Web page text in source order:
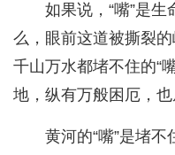
如果说，“嘴”是
么，眼前这道被撕裂
千山万水都堵不住的“
地，纵有万般困厄，也
黄河的“嘴”是堵